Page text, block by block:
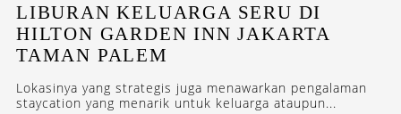
LIBURAN KELUARGA SERU DI
HILTON GARDEN INN JAKARTA
TAMAN PALEM
Lokasinya yang strategis juga menawarkan pengalaman
staycation yang menarik untuk keluarga ataupun...